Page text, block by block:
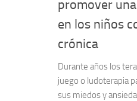
promover
en los niños
crónica
Durante años los
juego o ludoterapia
sus miedos y